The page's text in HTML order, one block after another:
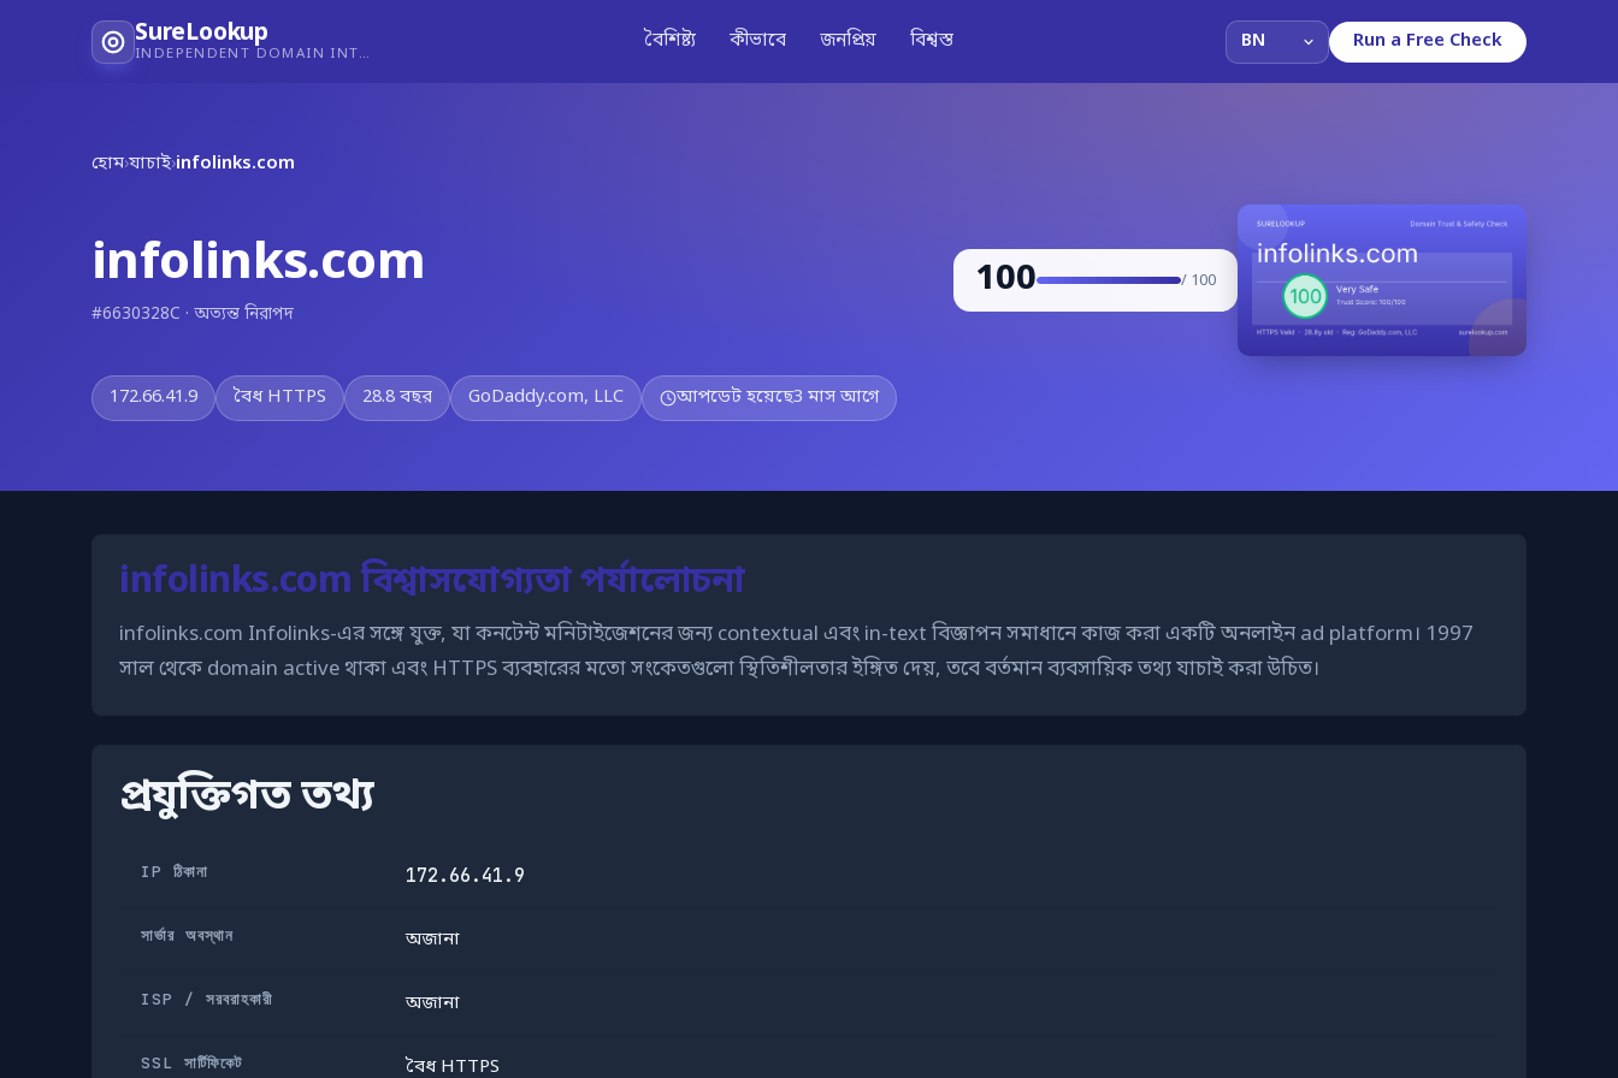
SureLookup
INDEPENDENT DOMAIN INTELLIGENCE
বৈশিষ্ট্য কীভাবে জনপ্রিয় বিশ্বস্ত Run a Free Check
হোম›যাচাই›infolinks.com
infolinks.com
#6630328C · অত্যন্ত নিরাপদ
100 / 100
172.66.41.9 বৈধ HTTPS 28.8 বছর GoDaddy.com, LLC আপডেট হয়েছে3 মাস আগে
infolinks.com বিশ্বাসযোগ্যতা পর্যালোচনা
infolinks.com Infolinks-এর সঙ্গে যুক্ত, যা কনটেন্ট মনিটাইজেশনের জন্য contextual এবং in-text বিজ্ঞাপন সমাধানে কাজ করা একটি অনলাইন ad platform। 1997
সাল থেকে domain active থাকা এবং HTTPS ব্যবহারের মতো সংকেতগুলো স্থিতিশীলতার ইঙ্গিত দেয়, তবে বর্তমান ব্যবসায়িক তথ্য যাচাই করা উচিত।
প্রযুক্তিগত তথ্য
IP ঠিকানা 172.66.41.9
সার্ভার অবস্থান অজানা
ISP / সরবরাহকারী অজানা
SSL সার্টিফিকেট বৈধ HTTPS